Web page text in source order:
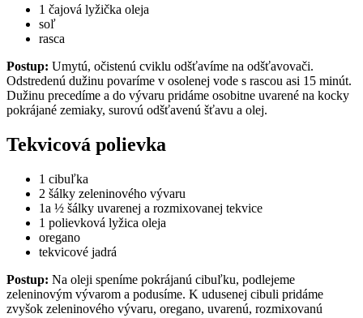
1 čajová lyžička oleja
soľ
rasca
Postup: Umytú, očistenú cviklu odšťavíme na odšťavovači.
Odstredenú dužinu povaríme v osolenej vode s rascou asi 15 minút.
Dužinu precedíme a do vývaru pridáme osobitne uvarené na kocky
pokrájané zemiaky, surovú odšťavenú šťavu a olej.
Tekvicová polievka
1 cibuľka
2 šálky zeleninového vývaru
1a ½ šálky uvarenej a rozmixovanej tekvice
1 polievková lyžica oleja
oregano
tekvicové jadrá
Postup: Na oleji speníme pokrájanú cibuľku, podlejeme
zeleninovým vývarom a podusíme. K udusenej cibuli pridáme
zvyšok zeleninového vývaru, oregano, uvarenú, rozmixovanú